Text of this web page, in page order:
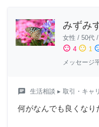
みずみ
女性 / 50代 /
sentiment_satisfied 4 sentiment_neutral 1
メッセージ
chat 生活相談 ▸ 取引・キャ
何がなんでも良くなり